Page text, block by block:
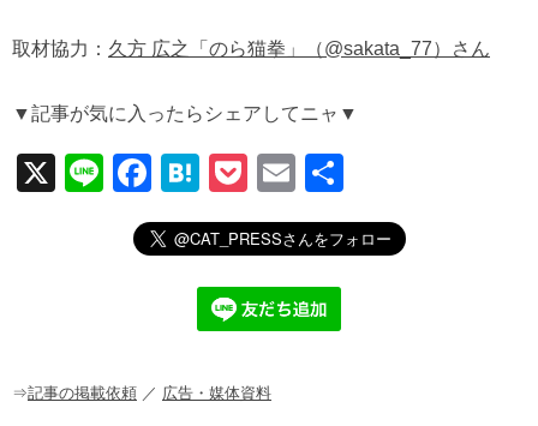
取材協力： 久方 広之「のら猫拳」（@sakata_77）さん
▼記事が気に入ったらシェアしてニャ▼
X
Li
F
a
c
o
H
at
e
n
a
P
o
ck
et
E
m
ail
有
⇒記事の掲載依頼 ／ 広告・媒体資料